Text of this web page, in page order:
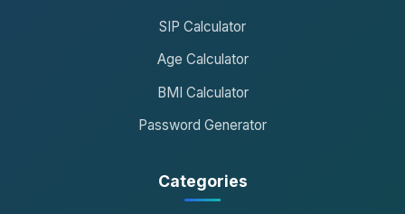
SIP Calculator
Age Calculator
BMI Calculator
Password Generator
Categories